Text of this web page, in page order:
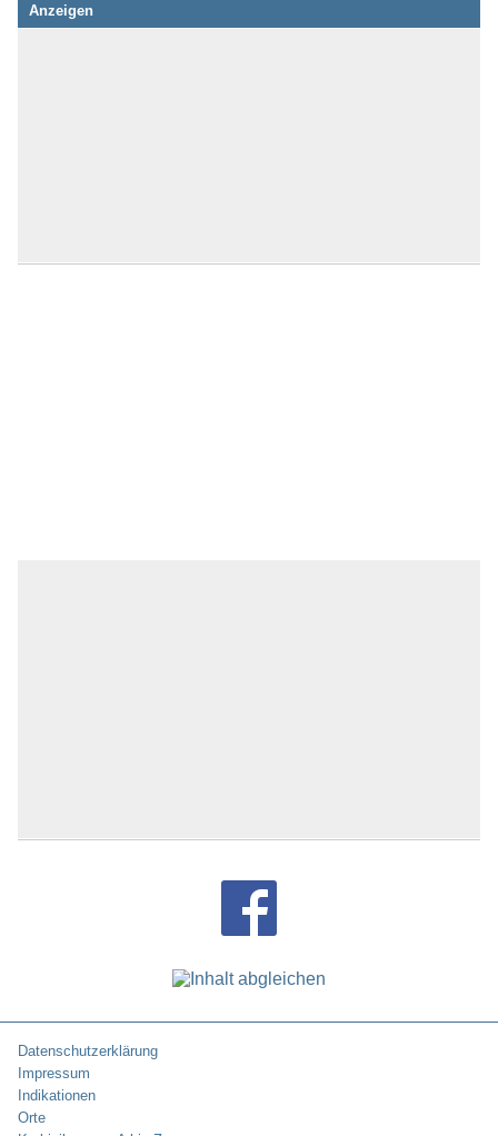
Anzeigen
Datenschutzerklärung
Impressum
Indikationen
Orte